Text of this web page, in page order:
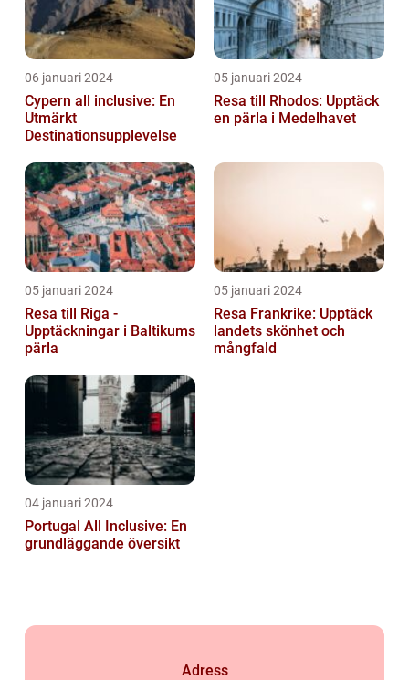
06 januari 2024
Cypern all inclusive: En
Utmärkt
Destinationsupplevelse
05 januari 2024
Resa till Rhodos: Upptäck
en pärla i Medelhavet
05 januari 2024
Resa till Riga -
Upptäckningar i Baltikums
pärla
05 januari 2024
Resa Frankrike: Upptäck
landets skönhet och
mångfald
04 januari 2024
Portugal All Inclusive: En
grundläggande översikt
Adress